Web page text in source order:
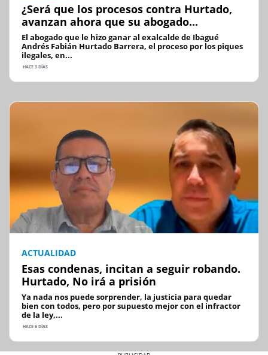
¿Será que los procesos contra Hurtado,
avanzan ahora que su abogado...
El abogado que le hizo ganar al exalcalde de Ibagué
Andrés Fabián Hurtado Barrera, el proceso por los piques
ilegales, en...
HACE 3 DÍAS
ACTUALIDAD
Esas condenas, incitan a seguir robando.
Hurtado, No irá a prisión
Ya nada nos puede sorprender, la justicia para quedar
bien con todos, pero por supuesto mejor con el infractor
de la ley,...
HACE 6 DÍAS